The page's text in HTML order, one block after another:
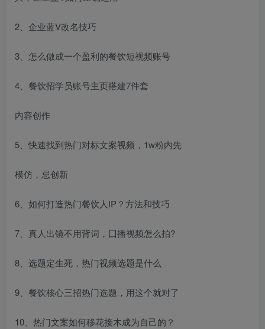
2、企业蓝V改名技巧
3、怎么做成一个盈利的餐饮短视频账号
4、餐饮招学员账号主页搭建7件套
内容创作
5、快速找到热门对标文案视频，1w粉内先
模仿，忌创新
6、如何打造热门餐饮人IP？方法和技巧
7、真人出镜不用背词，囗播视频怎么拍?
8、选题定生死，热门视频选题是什么
9、餐饮核心三招热门选题，用这个就对了
10、热门文案如何移花接木成为自己的？